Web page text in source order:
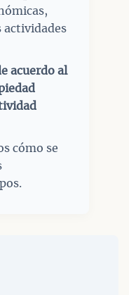
actividades
acuerdo al
cómo se